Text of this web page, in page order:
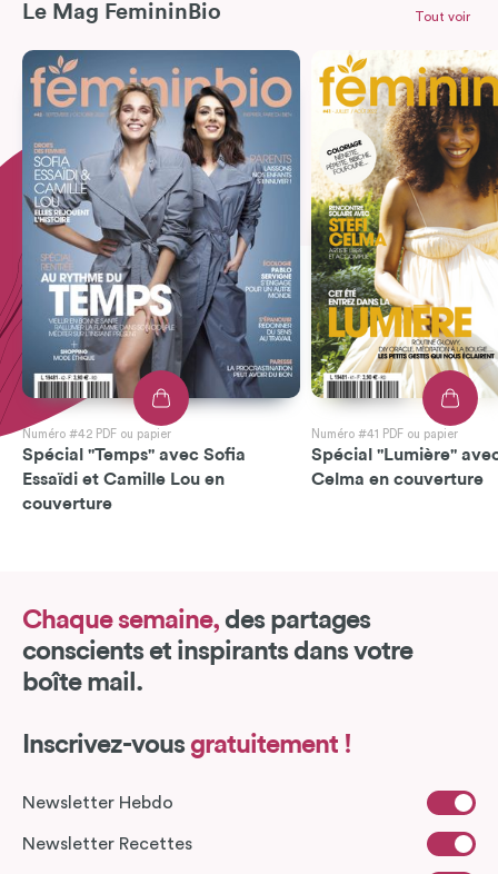
Le Mag FemininBio
Numéro #42 PDF ou papier
Spécial "Temps" avec Sofia
Essaïdi et Camille Lou en
couverture
Numéro #41 PDF ou papier
Spécial "Lumière"
Celma en couverture
Tout voir
Chaque semaine, des partages
conscients et inspirants dans votre
boîte mail.
Inscrivez-vous gratuitement !
Newsletter Hebdo
Newsletter Recettes